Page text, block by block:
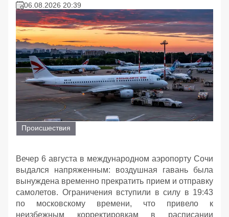
06.08.2026 20:39
Происшествия
Вечер 6 августа в международном аэропорту Сочи
выдался напряженным: воздушная гавань была
вынуждена временно прекратить прием и отправку
самолетов. Ограничения вступили в силу в 19:43
по московскому времени, что привело к
неизбежным корректировкам в расписании